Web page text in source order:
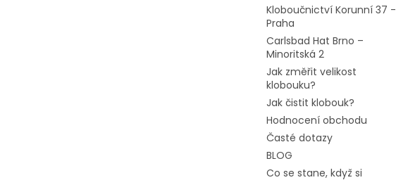
Kloboučnictví Korunní 37 -
Praha
Carlsbad Hat Brno –
Minoritská 2
Jak změřit velikost
klobouku?
Jak čistit klobouk?
Hodnocení obchodu
Časté dotazy
BLOG
Co se stane, když si